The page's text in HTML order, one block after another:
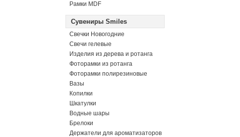
Рамки MDF
Сувениры Smiles
Свечки Новогодние
Свечи гелевые
Изделия из дерева и ротанга
Фоторамки из ротанга
Фоторамки полирезиновые
Вазы
Копилки
Шкатулки
Водные шары
Брелоки
Держатели для ароматизаторов